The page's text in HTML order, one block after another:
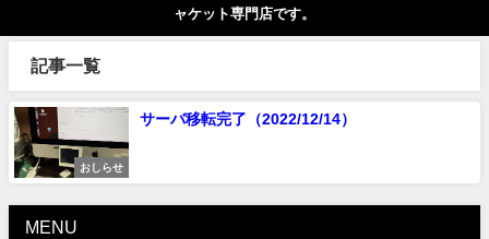
ャケット専門店です。
記事一覧
おしらせ
サーバ移転完了（2022/12/14）
MENU